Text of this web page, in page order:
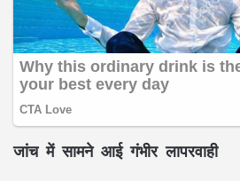
जांच में सामने आई गंभीर लापरवाही